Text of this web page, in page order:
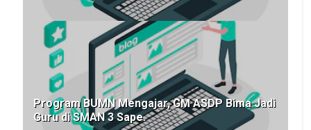
Program BUMN Mengajar, GM ASDP Bima Jadi
Guru di SMAN 3 Sape.